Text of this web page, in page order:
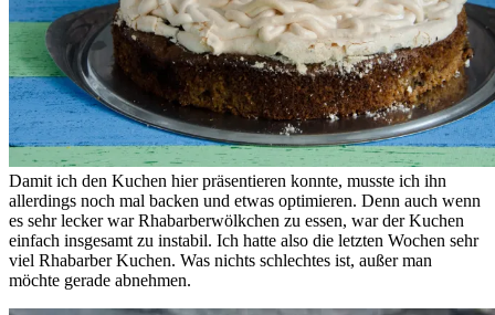
Damit ich den Kuchen hier präsentieren konnte, musste ich ihn
allerdings noch mal backen und etwas optimieren. Denn auch wenn
es sehr lecker war Rhabarberwölkchen zu essen, war der Kuchen
einfach insgesamt zu instabil. Ich hatte also die letzten Wochen sehr
viel Rhabarber Kuchen. Was nichts schlechtes ist, außer man
möchte gerade abnehmen.